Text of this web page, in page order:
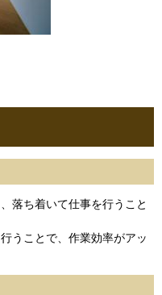
落ち着いて仕事を行うこと
うことで、作業効率がアッ